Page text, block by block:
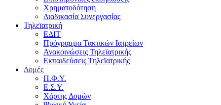
Χρηματοδότηση
Διαδικασία Συνεργασίας
Τηλεϊατρική
ΕΔΙΤ
Πρόγραμμα Τακτικών Ιατρείων
Ανακοινώσεις Τηλεϊατρικής
Εκπαιδεύσεις Τηλεϊατρικής
Δομές
Π.Φ.Υ.
Ε.Σ.Υ.
Χάρτης Δομών